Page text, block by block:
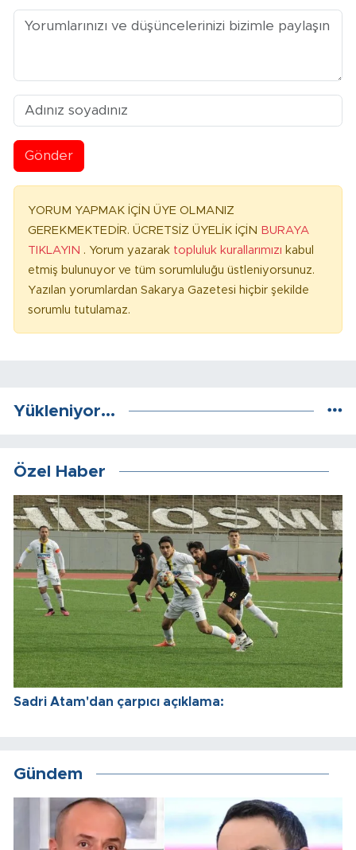
Gönder
YORUM YAPMAK İÇİN ÜYE OLMANIZ
GEREKMEKTEDİR. ÜCRETSİZ ÜYELİK İÇİN BURAYA
TIKLAYIN . Yorum yazarak topluluk kurallarımızı kabul
etmiş bulunuyor ve tüm sorumluluğu üstleniyorsunuz.
Yazılan yorumlardan Sakarya Gazetesi hiçbir şekilde
sorumlu tutulamaz.
Yükleniyor...
Özel Haber
Sadri Atam'dan çarpıcı açıklama:
Gündem